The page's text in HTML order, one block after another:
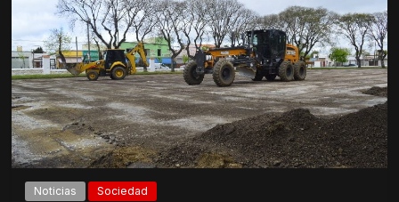
Noticias Sociedad